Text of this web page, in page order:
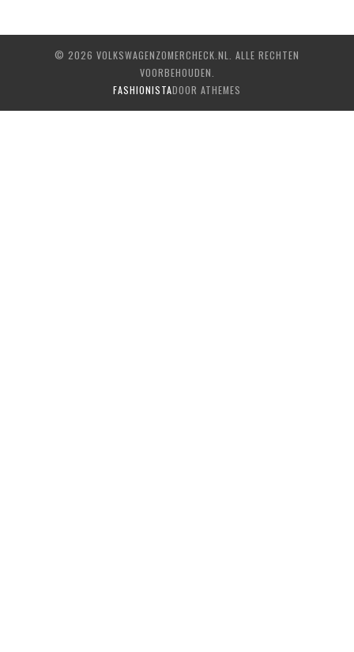
© 2026 VOLKSWAGENZOMERCHECK.NL. ALLE RECHTEN
VOORBEHOUDEN.
FASHIONISTADOOR ATHEMES